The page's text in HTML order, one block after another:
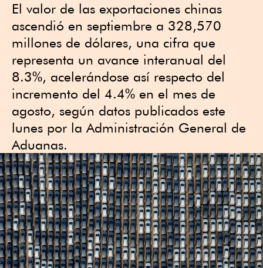
El valor de las exportaciones chinas
ascendió en septiembre a 328,570
millones de dólares, una cifra que
representa un avance interanual del
8.3%, acelerándose así respecto del
incremento del 4.4% en el mes de
agosto, según datos publicados este
lunes por la Administración General de
Aduanas.